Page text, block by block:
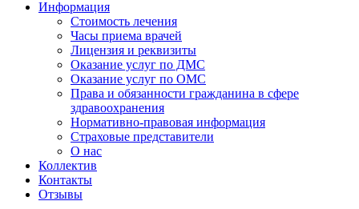
Информация
Стоимость лечения
Часы приема врачей
Лицензия и реквизиты
Оказание услуг по ДМС
Оказание услуг по ОМС
Права и обязанности гражданина в сфере
здравоохранения
Нормативно-правовая информация
Страховые представители
О нас
Коллектив
Контакты
Отзывы